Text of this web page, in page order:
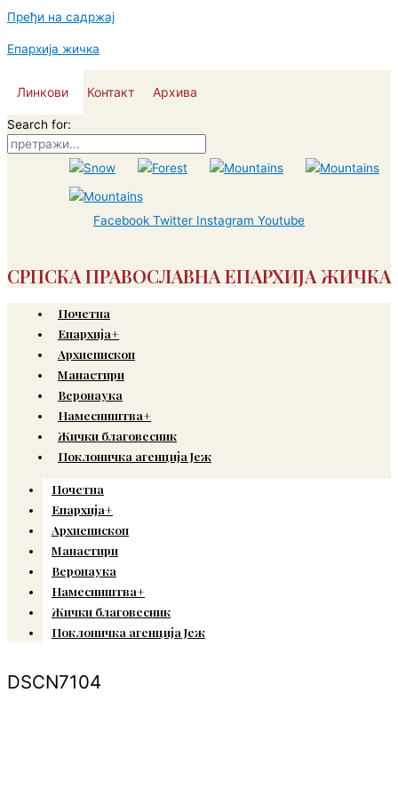
Пређи на садржај
Епархија жичка
Линкови Контакт Архива
Search for:
Facebook Twitter Instagram Youtube
СРПСКА ПРАВОСЛАВНА ЕПАРХИЈА ЖИЧКА
Почетна
Епархија+
Архиепископ
Манастири
Веронаука
Намесништва+
Жички благовесник
Поклоничка агенција Јеж
Почетна
Епархија+
Архиепископ
Манастири
Веронаука
Намесништва+
Жички благовесник
Поклоничка агенција Јеж
DSCN7104